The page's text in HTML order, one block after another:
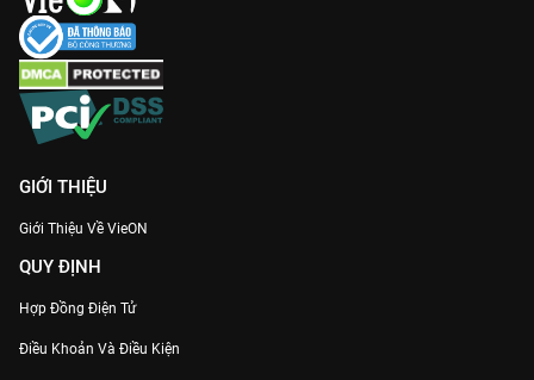
GIỚI THIỆU
Giới Thiệu Về VieON
QUY ĐỊNH
Hợp Đồng Điện Tử
Điều Khoản Và Điều Kiện